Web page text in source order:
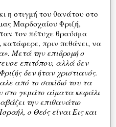
η στιγμή του θανάτου στο
Μαρδοχαίου Φριζή,
τον πέτυχε θραύσμα
κατάφερε, πριν πεθάνει, να
Μετά την επιδρομή ο
επιτόπου, αλλά δεν
δεν ήταν χριστιανός.
από το σακίδιό του τα
στο γεμάτο αίματα κεφάλι
την επιθανάτιο
ο Θεός είναι Εις και